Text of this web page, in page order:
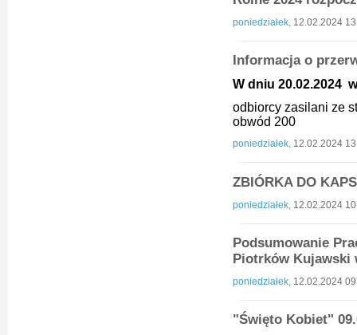
poniedziałek, 12.02.2024
Informacja o
W dniu 20.02.2024
odbiorcy zasilani ze
obwód 200
poniedziałek, 12.02.2024
ZBIÓRKA DO
poniedziałek, 12.02.2024
Podsumowanie
Piotrków Kujawski
poniedziałek, 12.02.2024
"Święto Kobiet"